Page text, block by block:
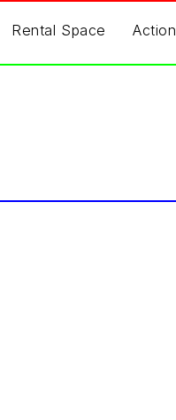
Rental Space Action